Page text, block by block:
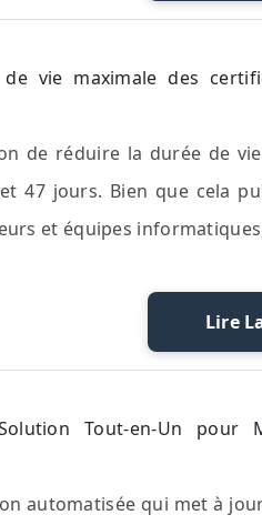
vie maximale des
de réduire la durée de
47 jours. Bien que cela
et équipes
Lire
Tout-en-Un pour
automatisée qui met à